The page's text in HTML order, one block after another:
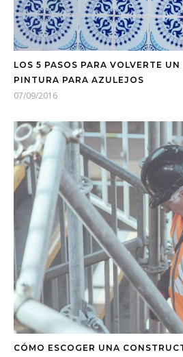
LOS 5 PASOS PARA VOLVERTE UN
PINTURA PARA AZULEJOS
07/09/2016
CÓMO ESCOGER UNA